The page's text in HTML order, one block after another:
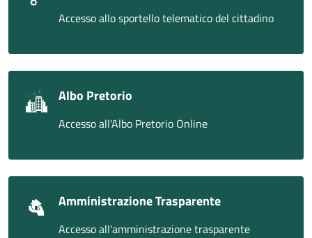
Accesso allo sportello telematico del cittadino
Albo Pretorio
Accesso all'Albo Pretorio Online
Amministrazione Trasparente
Accesso all'amministrazione trasparente